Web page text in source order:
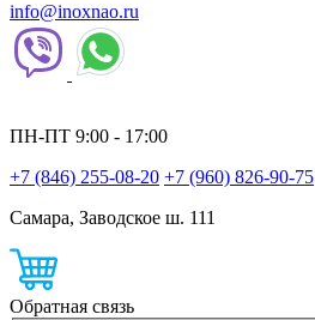
info@inoxnao.ru
ПН-ПТ 9:00 - 17:00
+7 (846) 255-08-20 +7 (960) 826-90-75
Самара, Заводское ш. 111
Обратная связь